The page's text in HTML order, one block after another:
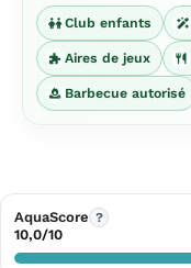
Club enfants
Aires de jeux
Barbecue autorisé
AquaScore ?
10,0/10